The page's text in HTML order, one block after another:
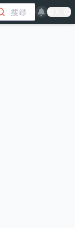
搜尋 登入